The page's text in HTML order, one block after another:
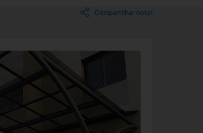
Compartilhar hotel